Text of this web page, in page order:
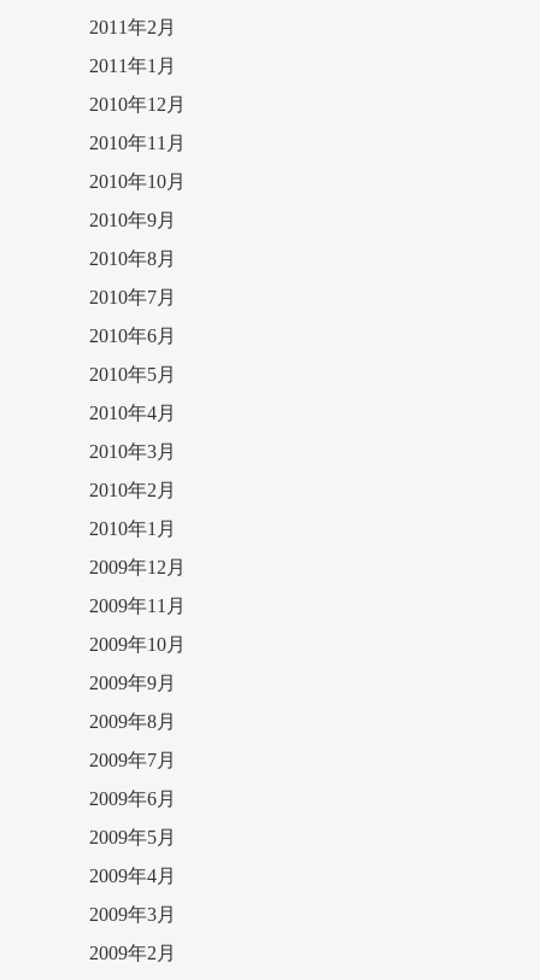
2011年2月
2011年1月
2010年12月
2010年11月
2010年10月
2010年9月
2010年8月
2010年7月
2010年6月
2010年5月
2010年4月
2010年3月
2010年2月
2010年1月
2009年12月
2009年11月
2009年10月
2009年9月
2009年8月
2009年7月
2009年6月
2009年5月
2009年4月
2009年3月
2009年2月